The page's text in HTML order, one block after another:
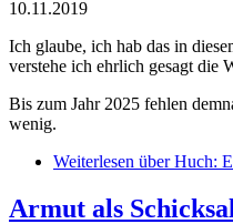
10.11.2019
Ich glaube, ich hab das in
verstehe ich ehrlich gesagt die
Bis zum Jahr 2025 fehlen
wenig.
Weiterlesen über Huch:
Armut als